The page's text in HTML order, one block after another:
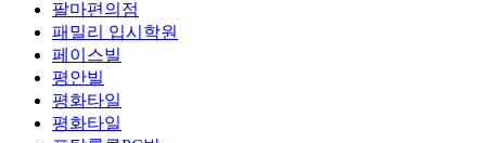
팔마편의점
패밀리 입시학원
페이스빌
평안빌
평화타일
평화타일